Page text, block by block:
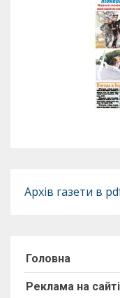
Архів газети в
Головна
Реклама на сайті